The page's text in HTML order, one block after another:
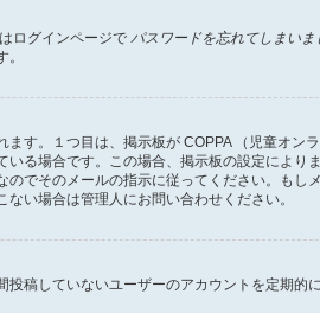
ログインページで パスワードを忘れてしまいま
す。１つ目は、掲示板が COPPA （児童オン
る場合です。この場合、掲示板の設定により
でそのメールの指示に従ってください。もし
い場合は管理人にお問い合わせください。
稿していないユーザーのアカウントを定期的